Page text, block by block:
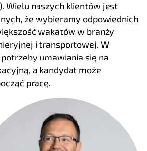
Wielu naszych klientów jest
że wybieramy odpowiednich
wakatów w branży
i transportowej. W
umawiania się na
a kandydat może
pracę.